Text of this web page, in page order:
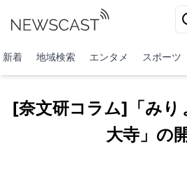
新着 地域検索 エンタメ スポーツ
[奈文研コラム]「みり
大寺」の